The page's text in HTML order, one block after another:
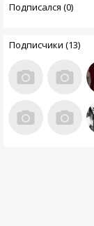
Подписался (0)
Подписчики (13)